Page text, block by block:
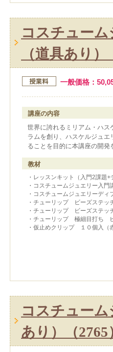
コスチュー
（道具あり）
一般価格：
講座の内容
世界に誇れるミリアム・ハス
ラムを創り、ハスケルジュエ
ることを目的に本講座の開発
教材
・レッスンキット（入門2課題+
・コスチュームジュエリー入門
・コスチュームジュエリーディ
・チューリップ ビーズステッ
・チューリップ ビーズステッ
・チューリップ 極細目打ち
・仮止めクリップ １０個入（
コスチュー
あり）（2765